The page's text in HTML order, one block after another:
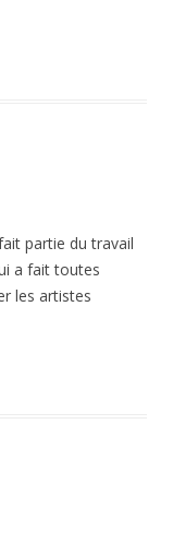
partie du travail
a fait toutes
les artistes